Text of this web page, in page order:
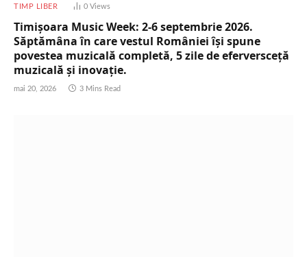
TIMP LIBER 0 Views
Timișoara Music Week: 2-6 septembrie 2026.
Săptămâna în care vestul României își spune
povestea muzicală completă, 5 zile de eferversceță
muzicală și inovație.
mai 20, 2026 3 Mins Read